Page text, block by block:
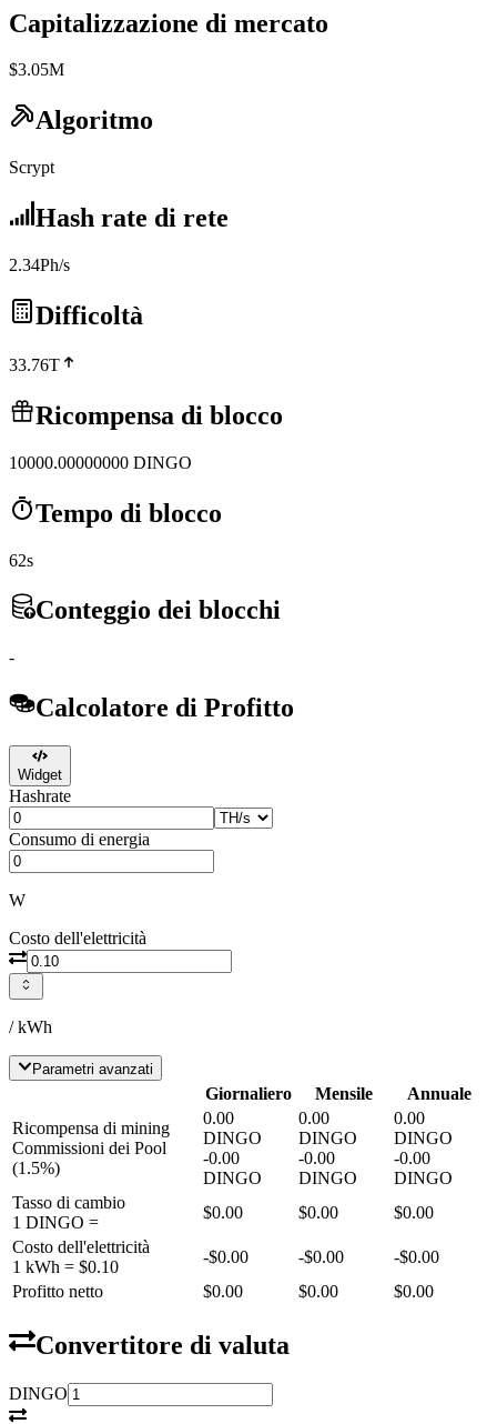
Capitalizzazione di mercato
$3.05M
Algoritmo
Scrypt
Hash rate di rete
2.34Ph/s
Difficoltà
33.76T
Ricompensa di blocco
10000.00000000 DINGO
Tempo di blocco
62s
Conteggio dei blocchi
-
Calcolatore di Profitto
Widget
Hashrate
Consumo di energia
W
Costo dell'elettricità
/ kWh
Parametri avanzati
Giornaliero Mensile
Annuale
Ricompensa di mining
Commissioni dei Pool
(1.5%)
0.00
DINGO
-0.00
DINGO
0.00
DINGO
-0.00
DINGO
0.00
DINGO
-0.00
DINGO
Tasso di cambio
1 DINGO =
$0.00 $0.00
$0.00
Costo dell'elettricità
1 kWh = $0.10
-$0.00 -$0.00 -$0.00
Profitto netto
$0.00 $0.00 $0.00
Convertitore di valuta
DINGO